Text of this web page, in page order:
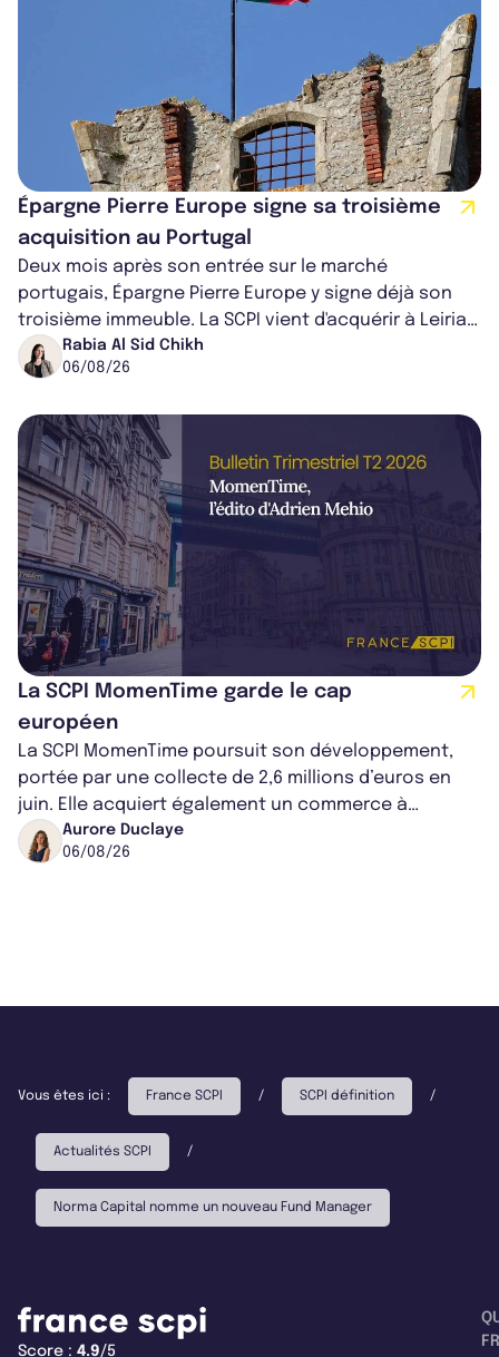
Épargne Pierre Europe signe sa troisième
acquisition au Portugal
Deux mois après son entrée sur le marché
portugais, Épargne Pierre Europe y signe déjà son
troisième immeuble. La SCPI vient d'acquérir à Leiria,
dans le centre du pays, un établis...
Rabia Al Sid Chikh
06/08/26
La SCPI MomenTime garde le cap
européen
La SCPI MomenTime poursuit son développement,
portée par une collecte de 2,6 millions d’euros en
juin. Elle acquiert également un commerce à
Worcester, place une plateforme logisti...
Aurore Duclaye
06/08/26
Vous êtes ici : France SCPI / SCPI définition /
Actualités SCPI /
Norma Capital nomme un nouveau Fund Manager
Score : 4.9/5